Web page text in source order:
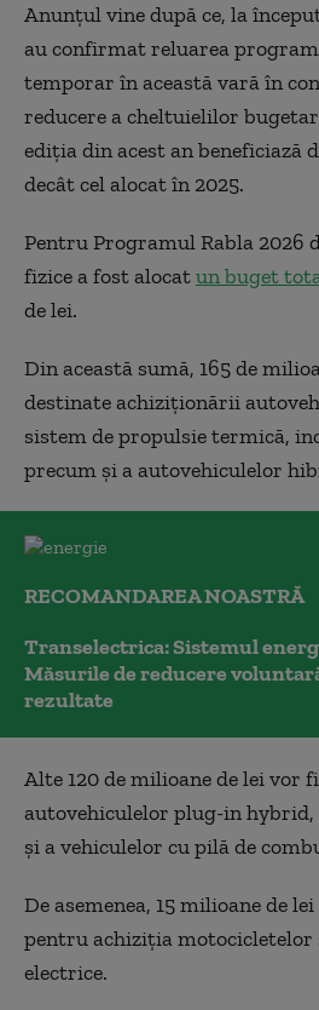
Anunțul vine după ce, la
au confirmat reluarea
temporar în această vară în
reducere a cheltuielilor
ediția din acest an beneficiază
decât cel alocat în 2025.
Pentru Programul Rabla 2026
fizice a fost alocatun buget
de lei.
Din această sumă, 165 de
destinate achiziționării
sistem de propulsie termică,
precum și a autovehiculelor
RECOMANDAREA NOASTRĂ
Transelectrica: Sistemul
Măsurile de reducere
rezultate
Alte 120 de milioane de lei vor
autovehiculelor plug-in hybrid,
și a vehiculelor cu pilă de
De asemenea, 15 milioane de
pentru achiziția motocicletelor
electrice.